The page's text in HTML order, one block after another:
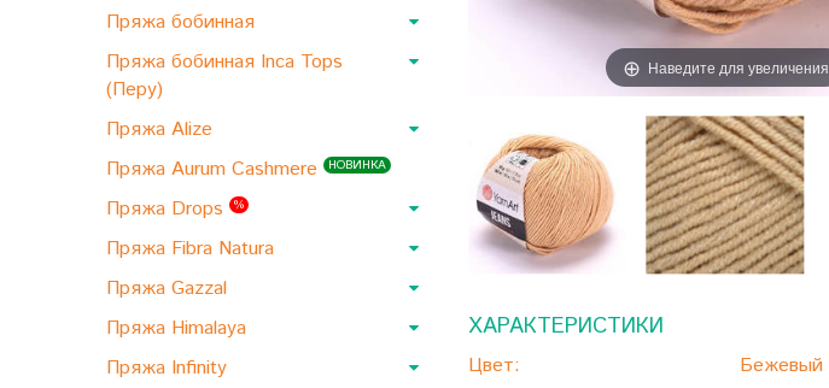
Пряжа бобинная
Пряжа бобинная Inca Tops
(Перу)
Пряжа Alize
Пряжа Aurum Cashmere
НОВИНКА
Пряжа Drops %
Пряжа Fibra Natura
Пряжа Gazzal
Пряжа Himalaya
Пряжа Infinity
Наведите для увеличения
ХАРАКТЕРИСТИКИ
Цвет:
Бежевый